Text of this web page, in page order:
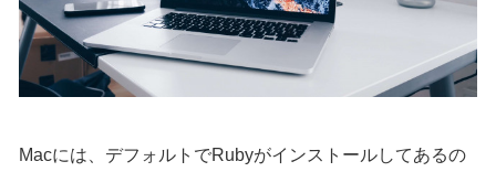
Macには、デフォルトでRubyがインストールしてあるの